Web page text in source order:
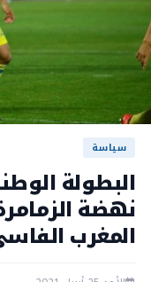
سياسة
البطولة
نهضة
المغرب